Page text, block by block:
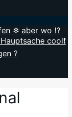
❄ aber wo ⁉️
cool❗
?